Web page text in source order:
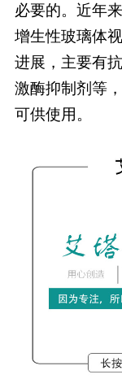
必要的。近年
增生性玻璃体
进展，主要有
激酶抑制剂等
可供使用。